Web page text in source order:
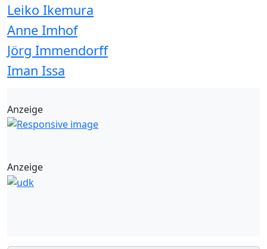
Leiko Ikemura
Anne Imhof
Jörg Immendorff
Iman Issa
Anzeige
Anzeige